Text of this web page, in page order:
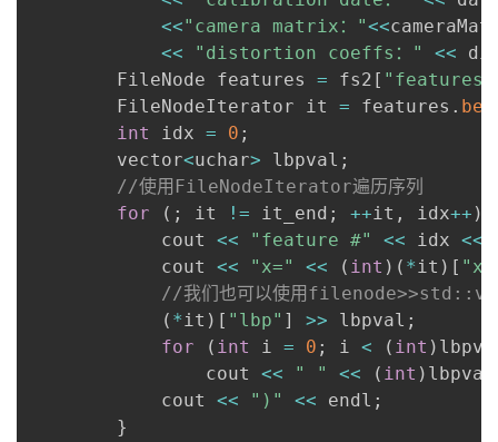
<<"camera matrix："<<
<<
"distortion coeffs：" <<
      	FileNode features
= fs2 [ "features"
      	FileNodeIterator it
= features .
int
idx = 0 ;
     	vector
<uchar> lbpval ;
//使用FileNodeIterator遍历序列
for
( ; it != it_end ; ++it , idx++ )
     		cout
<< "feature #" << idx <<
     		cout
<< "x=" << ( int ) ( *it ) [ "x"
//我们也可以使用
( *it ) [ "lbp" ] >> lbpval ;
for
( int i = 0 ; i < ( int )
     			cout
<< " " << ( int ) lbpval
     		cout
<< ")" << endl ;
}